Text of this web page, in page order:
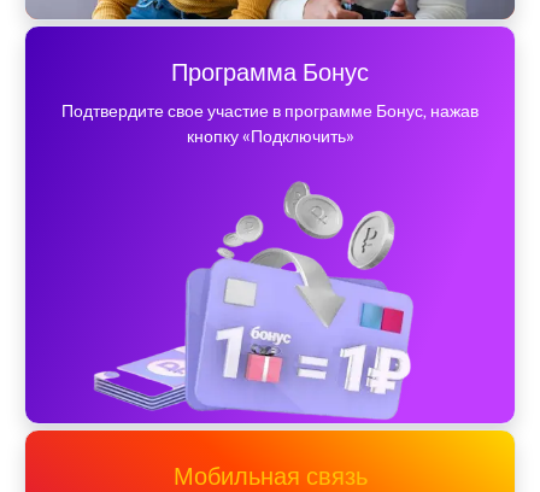
Программа Бонус
Подтвердите свое участие в программе Бонус, нажав
кнопку «Подключить»
Мобильная связь